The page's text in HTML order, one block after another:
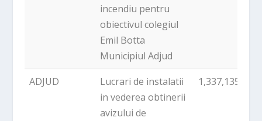
incendiu pentru
obiectivul colegiul
Emil Botta
Municipiul Adjud
ADJUD
Lucrari de instalatii
in vederea obtinerii
avizului de
1,337,135.25